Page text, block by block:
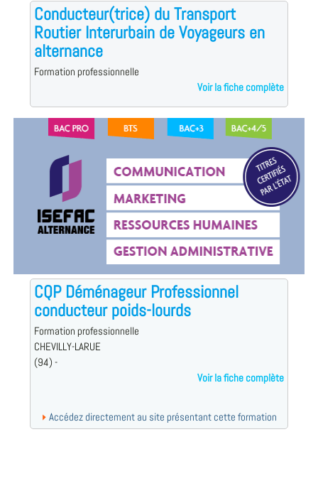
Conducteur(trice) du Transport
Routier Interurbain de Voyageurs en
alternance
Formation professionnelle
Voir la fiche complète
CQP Déménageur Professionnel
conducteur poids-lourds
Formation professionnelle
CHEVILLY-LARUE
(94) -
Voir la fiche complète
Accédez directement au site présentant cette formation